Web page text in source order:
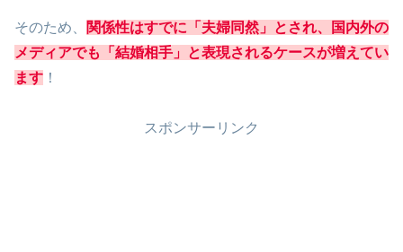
そのため、
関係性はすでに「夫婦同然」とされ、国内外の
メディアでも「結婚相手」と表現されるケースが増えてい
ます ！
スポンサーリンク